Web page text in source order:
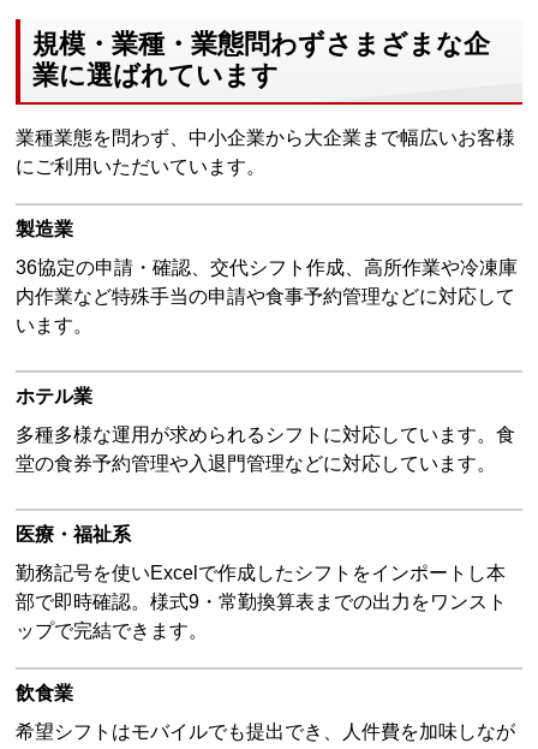
規模・業種・業態問わずさまざまな企
業に選ばれています
業種業態を問わず、中小企業から大企業まで幅広いお客様
にご利用いただいています。
製造業
36協定の申請・確認、交代シフト作成、高所作業や冷凍庫
内作業など特殊手当の申請や食事予約管理などに対応して
います。
ホテル業
多種多様な運用が求められるシフトに対応しています。食
堂の食券予約管理や入退門管理などに対応しています。
医療・福祉系
勤務記号を使いExcelで作成したシフトをインポートし本
部で即時確認。様式9・常勤換算表までの出力をワンスト
ップで完結できます。
飲食業
希望シフトはモバイルでも提出でき、人件費を加味しなが